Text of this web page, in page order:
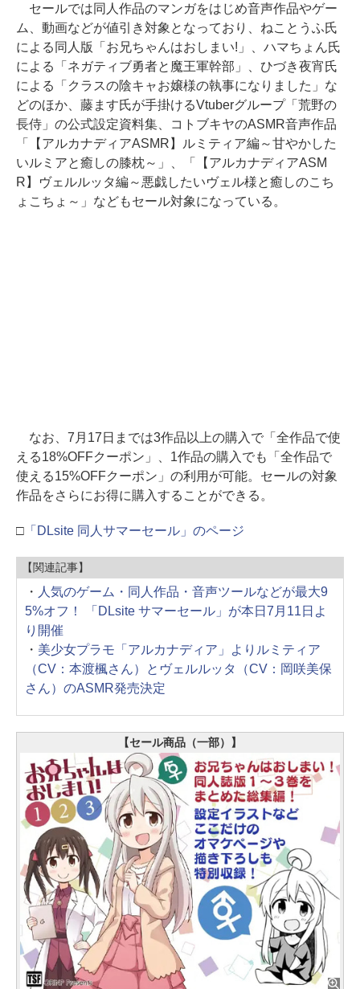
セールでは同人作品のマンガをはじめ音声作品やゲー
ム、動画などが値引き対象となっており、ねことうふ氏
による同人版「お兄ちゃんはおしまい!」、ハマちょん氏
による「ネガティブ勇者と魔王軍幹部」、ひづき夜宵氏
による「クラスの陰キャお嬢様の執事になりました」な
どのほか、藤ます氏が手掛けるVtuberグループ「荒野の
長侍」の公式設定資料集、コトブキヤのASMR音声作品
「【アルカナディアASMR】ルミティア編～甘やかした
いルミアと癒しの膝枕～」、「【アルカナディアASM
R】ヴェルルッタ編～悪戯したいヴェル様と癒しのこち
ょこちょ～」などもセール対象になっている。
なお、7月17日までは3作品以上の購入で「全作品で使
える18%OFFクーポン」、1作品の購入でも「全作品で
使える15%OFFクーポン」の利用が可能。セールの対象
作品をさらにお得に購入することができる。
□ 「DLsite 同人サマーセール」のページ
【関連記事】
・ 人気のゲーム・同人作品・音声ツールなどが最大9
5%オフ！ 「DLsite サマーセール」が本日7月11日よ
り開催
・ 美少女プラモ「アルカナディア」よりルミティア
（CV：本渡楓さん）とヴェルルッタ（CV：岡咲美保
さん）のASMR発売決定
【セール商品（一部）】